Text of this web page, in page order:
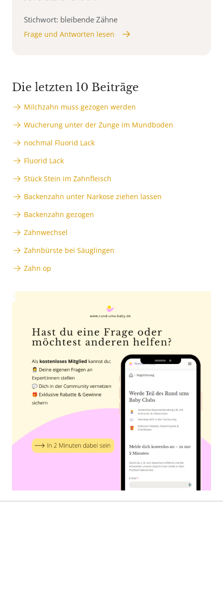
Stichwort: bleibende Zähne
Frage und Antworten lesen
Die letzten 10 Beiträge
Milchzahn muss gezogen werden
Wucherung unter der Zunge im Mundboden
nochmal Fluorid Lack
Fluorid Lack
Stück Stein im Zahnfleisch
Backenzahn unter Narkose ziehen lassen
Backenzahn gezogen
Zahnwechsel
Zahnbürste bei Säuglingen
Zahn op